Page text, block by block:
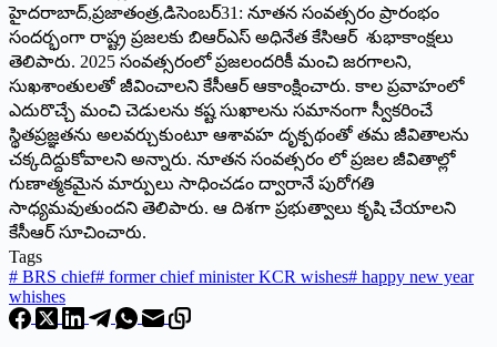
హైదరాబాద్,ప్రజాతంత్ర,డిసెంబర్31: నూతన సంవత్సరం ప్రారంభం
సందర్భంగా రాష్ట్ర ప్రజలకు బిఆర్ఎస్ అధినేత కేసిఆర్ శుభాకాంక్షలు
తెలిపారు. 2025 సంవత్సరంలో ప్రజలందరికీ మంచి జరగాలని,
సుఖశాంతులతో జీవించాలని కేసీఆర్ ఆకాంక్షించారు. కాల ప్రవాహంలో
ఎదురొచ్చే మంచి చెడులను కష్ట సుఖాలను సమానంగా స్వీకరించే
స్థితప్రజ్ఞతను అలవర్చుకుంటూ ఆశావహ దృక్పథంతో తమ జీవితాలను
చక్కదిద్దుకోవాలని అన్నారు. నూతన సంవత్సరం లో ప్రజల జీవితాల్లో
గుణాత్మకమైన మార్పులు సాధించడం ద్వారానే పురోగతి
సాధ్యమవుతుందని తెలిపారు. ఆ దిశగా ప్రభుత్వాలు కృషి చేయాలని
కేసీఆర్ సూచించారు.
Tags
# BRS chief# former chief minister KCR wishes# happy new year
whishes